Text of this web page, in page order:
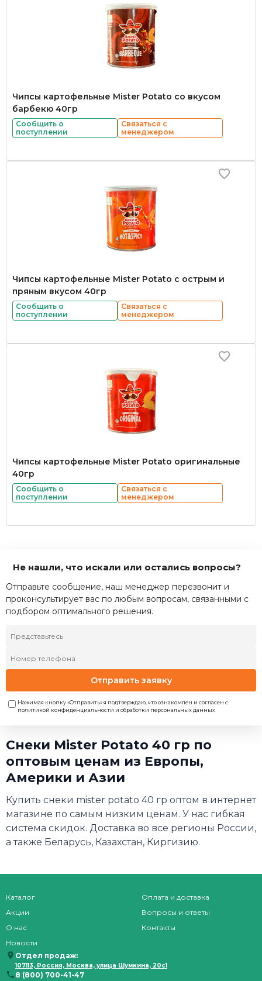
Чипсы картофельные Mister Potato со вкусом
барбекю 40гр
Сообщить о
поступлении
Связаться с
менеджером
Чипсы картофельные Mister Potato с острым и
пряным вкусом 40гр
Сообщить о
поступлении
Связаться с
менеджером
Чипсы картофельные Mister Potato оригинальные
40гр
Сообщить о
поступлении
Связаться с
менеджером
Не нашли, что искали или остались вопросы?
Отправьте сообщение, наш менеджер перезвонит и
проконсультирует вас по любым вопросам, связанными с
подбором оптимального решения.
Отправить заявку
Нажимая кнопку «Отправить» я подтверждаю, что ознакомлен и согласен с
политикой конфиденциальности и обработки персональных данных
Снеки Mister Potato 40 гр по
оптовым ценам из Европы,
Америки и Азии
Купить снеки mister potato 40 гр оптом в интернет
магазине по самым низким ценам. У нас гибкая
система скидок. Доставка во все регионы России,
а также Беларусь, Казахстан, Киргизию.
Каталог
Акции
О нас
Новости
Оплата и доставка
Вопросы и ответы
Контакты
Отдел продаж:
107113, Россия, Москва, улица Шумкина, 20с1
8 (800) 700-41-47